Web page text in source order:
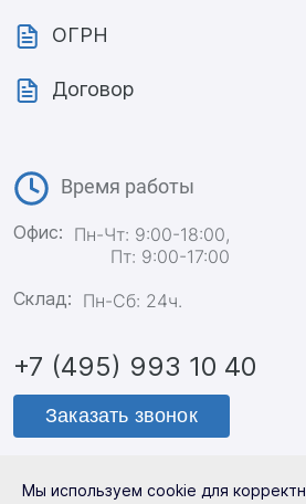
ОГРН
Договор
Время работы
Офис: Пн-Чт: 9:00-18:00,
Пт: 9:00-17:00
Склад: Пн-Сб: 24ч.
+7 (495) 993 10 40
Заказать звонок
Мы используем cookie для